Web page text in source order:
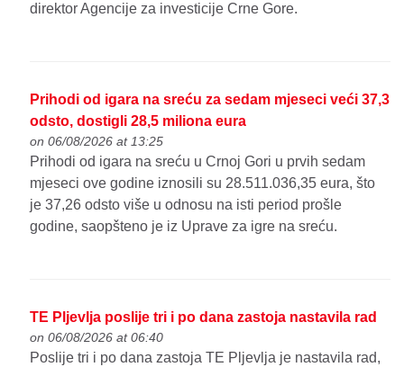
direktor Agencije za investicije Crne Gore.
Prihodi od igara na sreću za sedam mjeseci veći 37,3
odsto, dostigli 28,5 miliona eura
on 06/08/2026 at 13:25
Prihodi od igara na sreću u Crnoj Gori u prvih sedam
mjeseci ove godine iznosili su 28.511.036,35 eura, što
je 37,26 odsto više u odnosu na isti period prošle
godine, saopšteno je iz Uprave za igre na sreću.
TE Pljevlja poslije tri i po dana zastoja nastavila rad
on 06/08/2026 at 06:40
Poslije tri i po dana zastoja TE Pljevlja je nastavila rad,